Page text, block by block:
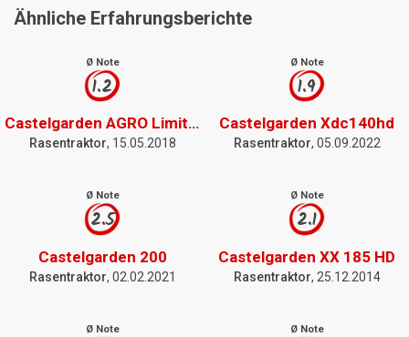
Ähnliche Erfahrungsberichte
Ø Note
1.2
Castelgarden AGRO Limited Edition
Rasentraktor, 15.05.2018
Ø Note
1.9
Castelgarden Xdc140hd
Rasentraktor, 05.09.2022
Ø Note
2.5
Castelgarden 200
Rasentraktor, 02.02.2021
Ø Note
2.1
Castelgarden XX 185 HD
Rasentraktor, 25.12.2014
Ø Note Ø Note